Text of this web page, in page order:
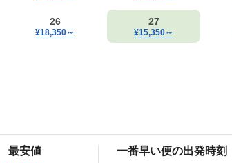
26
¥18,350～
27
¥15,350～
最安値 一番早い便の出発時刻